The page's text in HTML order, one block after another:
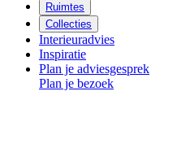
Ruimtes
Collecties
Interieuradvies
Inspiratie
Plan je adviesgesprek
Plan je bezoek